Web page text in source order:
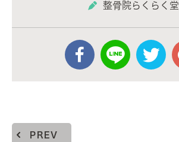
整骨院らくらく堂
PREV